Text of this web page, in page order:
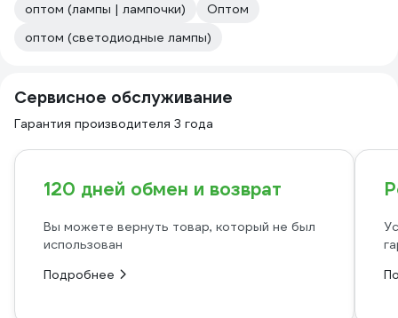
оптом (лампы | лампочки)
Оптом
оптом (светодиодные лампы)
Сервисное обслуживание
Гарантия производителя 3 года
120 дней обмен и возврат
Вы можете вернуть товар, который не был
использован
Подробнее